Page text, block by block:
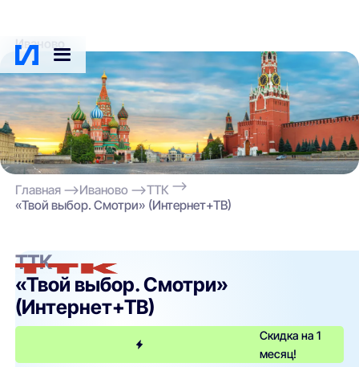
Иваново
Главная Иваново
ТТК
«Твой выбор. Смотри» (Интернет+ТВ)
ТТК
«Твой выбор. Смотри»
(Интернет+ТВ)
Скидка на 1
месяц!